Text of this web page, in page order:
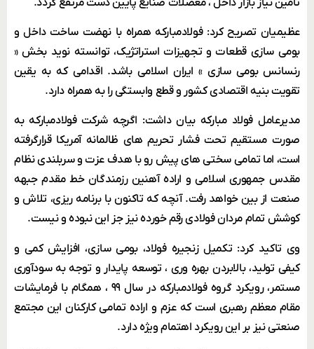
عظیمیان تصریح کرد: فولادمبارکه همراه با نهضت ساخت داخل و
بومی سازی قطعات و تجهیزات استراتژیک، توانسته نوید بخش «
رنسانس بومی سازی » ایران اسلامی باشد. اقدامی که به یقین
تقویت بنیه اقتصادی کشور و قطع وابستگی را به همراه دارد.
مدیرعامل فولاد مبارکه بیان داشت: اگرچه شرکت فولادمبارکه به
صورت مستقیم تحت فشار تحریم های ظالمانه آمریکا قرارگرفته
است، اما تمامی سختی های پیش رو با هدف عزت و سربلندی نظام
مقدس جمهوری اسلامی و اراده آهنین رزمندگان خط مقدم جبهه
صنعت از بین خواهد رفت. آنچه که تاکنون با برنامه ریزی، تلاش و
کوشش تمام مردان فولادی رقم خورده نیز جز این نبوده و نیست.
وی تاکید کرد: تکمیل زنجیره فولاد، بومی سازی، افزایش کمی و
کیفی تولید، بالابردن بهره وری ، توسعه پایدار و توجه به سودآوری
مستمر، رویکرد گروه فولادمبارکه در سال ۹۹ ، همگام با فرمایشات
مقام معظم رهبری است که عزم و اراده تمامی کارکنان این مجتمع
صنعتی نیز بر این رویکرد اهتمام ویژه دارد.